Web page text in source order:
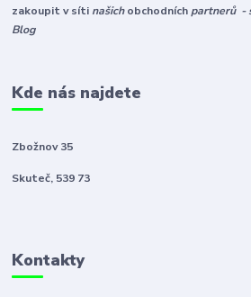
zakoupit v síti našichobchodních partnerů -
Blog
Kde nás najdete
Zbožnov 35
Skuteč, 539 73
Kontakty